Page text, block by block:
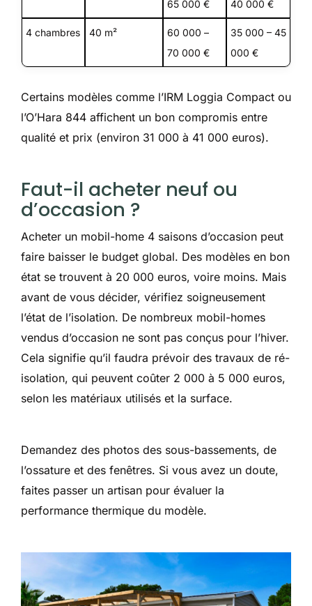
65 000 € 40 000 €
4 chambres 40 m²
60 000 –
70 000 €
35 000 – 45
000 €
Certains modèles comme l’IRM Loggia Compact ou
l’O’Hara 844 affichent un bon compromis entre
qualité et prix (environ 31 000 à 41 000 euros).
Faut-il acheter neuf ou
d’occasion ?
Acheter un mobil-home 4 saisons d’occasion peut
faire baisser le budget global. Des modèles en bon
état se trouvent à 20 000 euros, voire moins. Mais
avant de vous décider, vérifiez soigneusement
l’état de l’isolation. De nombreux mobil-homes
vendus d’occasion ne sont pas conçus pour l’hiver.
Cela signifie qu’il faudra prévoir des travaux de ré-
isolation, qui peuvent coûter 2 000 à 5 000 euros,
selon les matériaux utilisés et la surface.
Demandez des photos des sous-bassements, de
l’ossature et des fenêtres. Si vous avez un doute,
faites passer un artisan pour évaluer la
performance thermique du modèle.